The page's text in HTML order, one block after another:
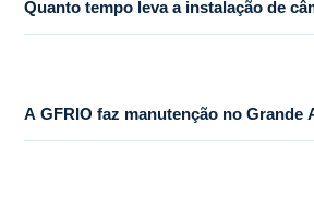
Quanto tempo leva a instalação de
A GFRIO faz manutenção no Grande